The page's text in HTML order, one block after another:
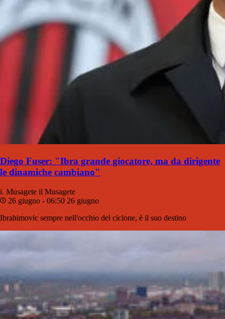
Diego Fuser: "Ibra grande giocatore, ma da dirigente
le dinamiche cambiano"
i. Musagete il Musagete
26 giugno - 06:50 26 giugno
Ibrahimovic sempre nell'occhio del ciclone, è il suo destino